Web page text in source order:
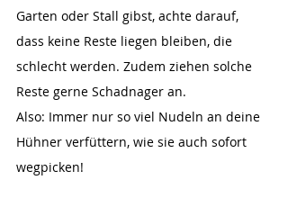
Garten oder Stall gibst, achte darauf,
dass keine Reste liegen bleiben, die
schlecht werden. Zudem ziehen solche
Reste gerne Schadnager an.
Also: Immer nur so viel Nudeln an deine
Hühner verfüttern, wie sie auch sofort
wegpicken!